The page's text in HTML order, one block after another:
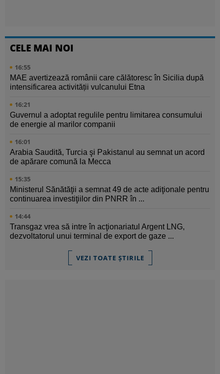
CELE MAI NOI
16:55
MAE avertizează românii care călătoresc în Sicilia după
intensificarea activității vulcanului Etna
16:21
Guvernul a adoptat regulile pentru limitarea consumului
de energie al marilor companii
16:01
Arabia Saudită, Turcia şi Pakistanul au semnat un acord
de apărare comună la Mecca
15:35
Ministerul Sănătăţii a semnat 49 de acte adiţionale pentru
continuarea investiţiilor din PNRR în ...
14:44
Transgaz vrea să intre în acţionariatul Argent LNG,
dezvoltatorul unui terminal de export de gaze ...
VEZI TOATE ȘTIRILE